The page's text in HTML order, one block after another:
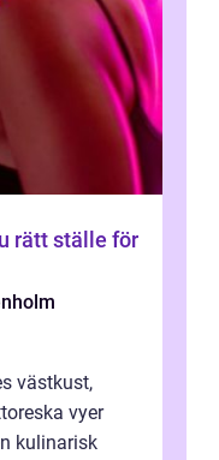
rätt ställe för
västkust,
vyer
kulinarisk